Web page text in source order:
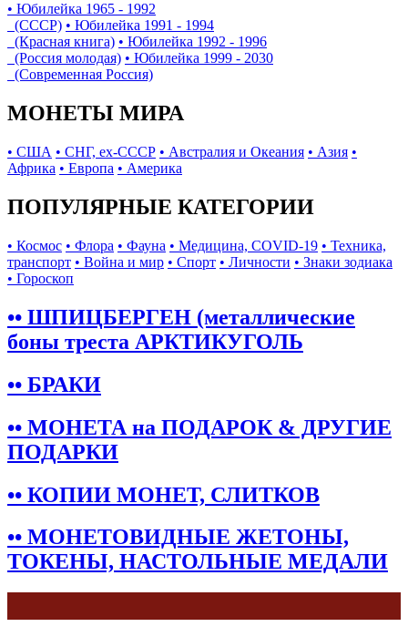
• Юбилейка 1965 - 1992
(СССР) • Юбилейка 1991 - 1994
(Красная книга) • Юбилейка 1992 - 1996
(Россия молодая) • Юбилейка 1999 - 2030
(Современная Россия)
МОНЕТЫ МИРА
• США • СНГ, ex-СССР • Австралия и Океания • Азия •
Африка • Европа • Америка
ПОПУЛЯРНЫЕ КАТЕГОРИИ
• Космос • Флора • Фауна • Медицина, COVID-19 • Техника,
транспорт • Война и мир • Спорт • Личности • Знаки зодиака
• Гороскоп
•• ШПИЦБЕРГЕН (металлические
боны треста АРКТИКУГОЛЬ
•• БРАКИ
•• МОНЕТА на ПОДАРОК & ДРУГИЕ
ПОДАРКИ
•• КОПИИ МОНЕТ, СЛИТКОВ
•• МОНЕТОВИДНЫЕ ЖЕТОНЫ,
ТОКЕНЫ, НАСТОЛЬНЫЕ МЕДАЛИ